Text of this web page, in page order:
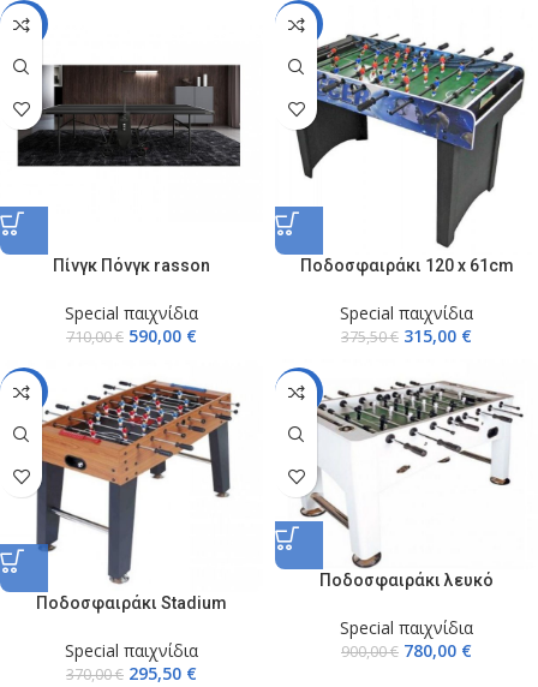
-17%
Πίνγκ Πόνγκ rasson
Special παιχνίδια
710,00€ 590,00 €
-16%
Ποδοσφαιράκι 120 x 61cm
Special παιχνίδια
375,50€ 315,00 €
-20%
Ποδοσφαιράκι Stadium
Special παιχνίδια
370,00€ 295,50 €
-13%
Ποδοσφαιράκι λευκό
Special παιχνίδια
900,00€ 780,00 €